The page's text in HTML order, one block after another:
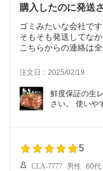
購入したのに発送
ゴミみたいな会社です
そもそも発送してなか
こちらからの連絡は全
その後の対応も全無
ないクズ会社。
注文日：2025/02/19
鮮度保証の生
さい。 使いや
5
CLA-7777 男性 60代